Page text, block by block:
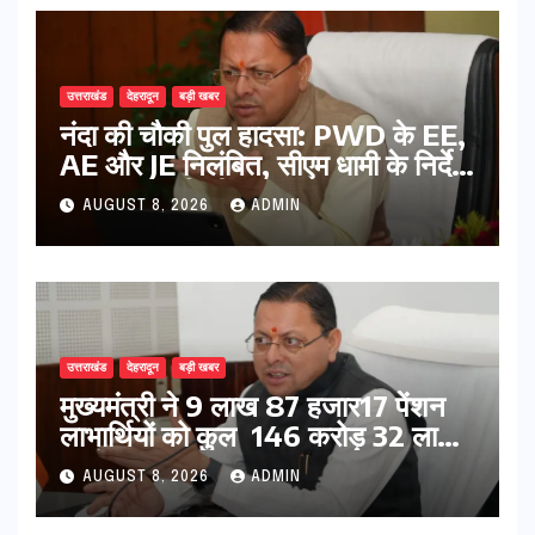
उत्तराखंड देहरादून बड़ी खबर
नंदा की चौकी पुल हादसा: PWD के EE,
AE और JE निलंबित, सीएम धामी के निर्देश
पर सख्त कार्रवाई
AUGUST 8, 2026 ADMIN
उत्तराखंड देहरादून बड़ी खबर
मुख्यमंत्री ने 9 लाख 87 हजार17 पेंशन
लाभार्थियों को कुल 146 करोड़ 32 लाख
की पेंशन राशि का किया भुगतान
AUGUST 8, 2026 ADMIN